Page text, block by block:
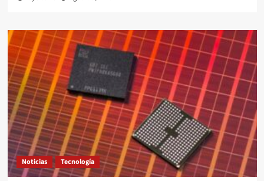
Noticias Tecnología